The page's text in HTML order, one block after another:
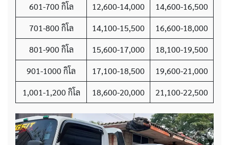
601-700 กิโล
12,600-14,000
14,600-16,500
701-800 กิโล
14,100-15,500
16,600-18,000
801-900 กิโล
15,600-17,000
18,100-19,500
901-1000 กิโล
17,100-18,500
19,600-21,000
1,001-1,200 กิโล
18,600-20,000 21,100-22,500